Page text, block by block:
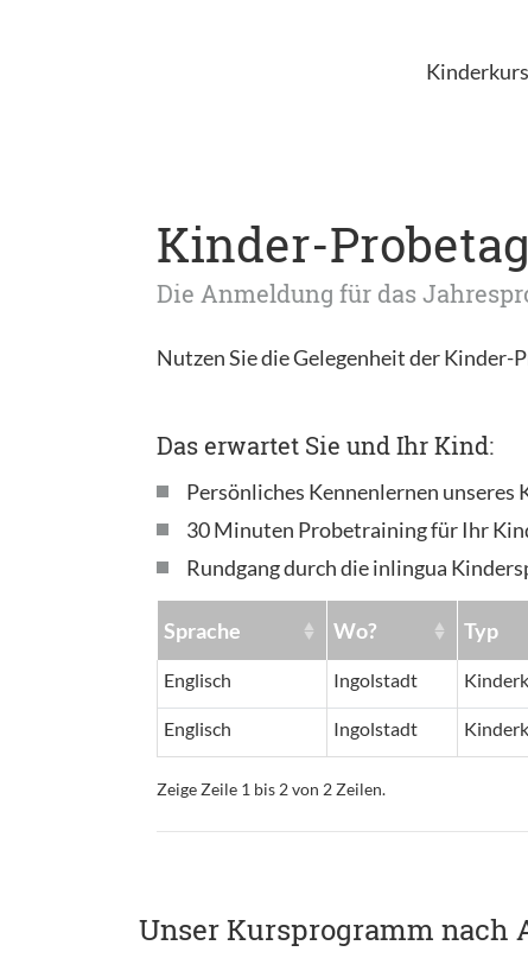
Kinder-
Die Anmeldung für das
Nutzen Sie die Gelegenheit der Kinder-
Das erwartet Sie und Ihr Kind:
Persönliches Kennenlernen unseres
30 Minuten Probetraining für Ihr
Rundgang durch die inlingua
Sprache Wo? Typ
Englisch Ingolstadt
Englisch Ingolstadt
Zeige Zeile 1 bis 2 von 2 Zeilen.
Unser Kursprogramm nach